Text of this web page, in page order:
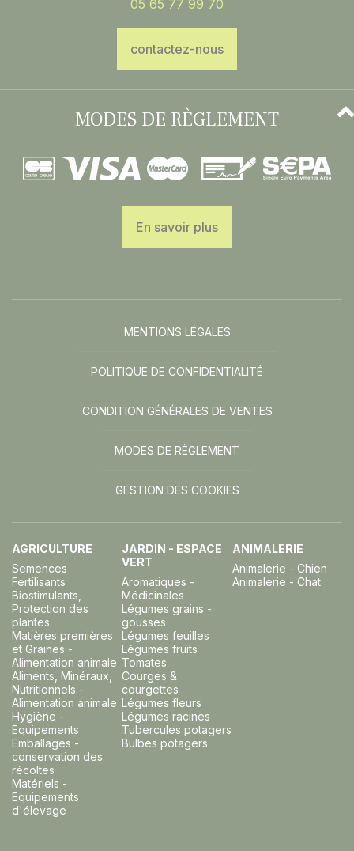
05 65 77 99 70
contactez-nous
MODES DE RÈGLEMENT
En savoir plus
MENTIONS LÉGALES
POLITIQUE DE CONFIDENTIALITÉ
CONDITION GÉNÉRALES DE VENTES
MODES DE RÈGLEMENT
GESTION DES COOKIES
AGRICULTURE
Semences
Fertilisants
Biostimulants,
Protection des
plantes
Matières premières
et Graines -
Alimentation animale
Aliments, Minéraux,
Nutritionnels -
Alimentation animale
Hygiène -
Equipements
Emballages -
conservation des
récoltes
Matériels -
Equipements
d'élevage
JARDIN - ESPACE
VERT
Aromatiques -
Médicinales
Légumes grains -
gousses
Légumes feuilles
Légumes fruits
Tomates
Courges &
courgettes
Légumes fleurs
Légumes racines
Tubercules potagers
Bulbes potagers
ANIMALERIE
Animalerie - Chien
Animalerie - Chat